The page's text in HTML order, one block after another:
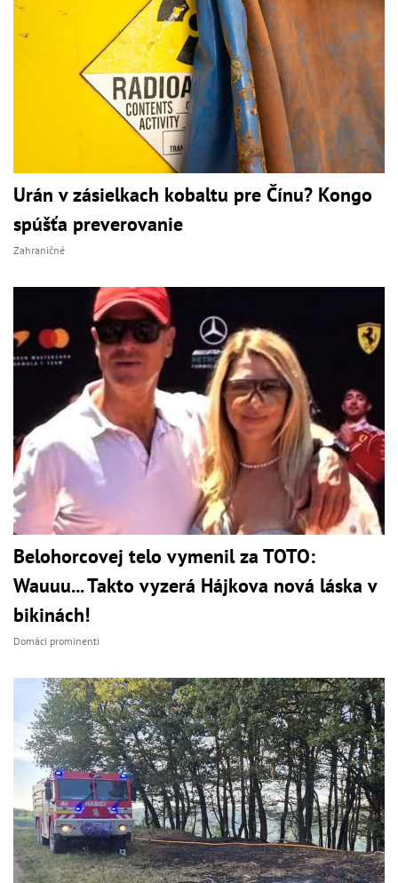
Urán v zásielkach kobaltu pre Čínu? Kongo
spúšťa preverovanie
Zahraničné
Belohorcovej telo vymenil za TOTO:
Wauuu... Takto vyzerá Hájkova nová láska v
bikinách!
Domáci prominenti